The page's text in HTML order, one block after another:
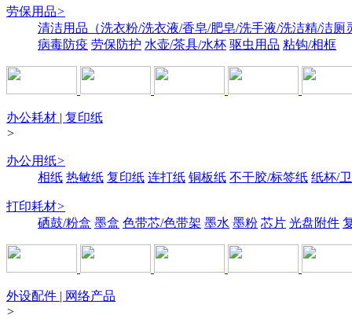
劳保用品>
清洁用品（洗衣粉/洗衣液/香皂/肥皂/洗手液/洗洁精/洁厕
病毒防疫 劳保防护 水壶/茶具/水杯 驱虫用品 粘钩/相框
办公耗材 | 复印纸
>
办公用纸>
相纸 热敏纸 复印纸 连打纸 铜板纸 不干胶/标签纸 纸杯/
打印耗材>
硒鼓/粉盒 墨盒 色带芯/色带架 墨水 墨粉 芯片 光盘附件
外设配件 | 网络产品
>